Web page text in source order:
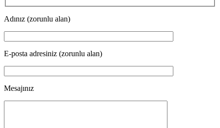
Adınız (zorunlu alan)
E-posta adresiniz (zorunlu alan)
Mesajınız